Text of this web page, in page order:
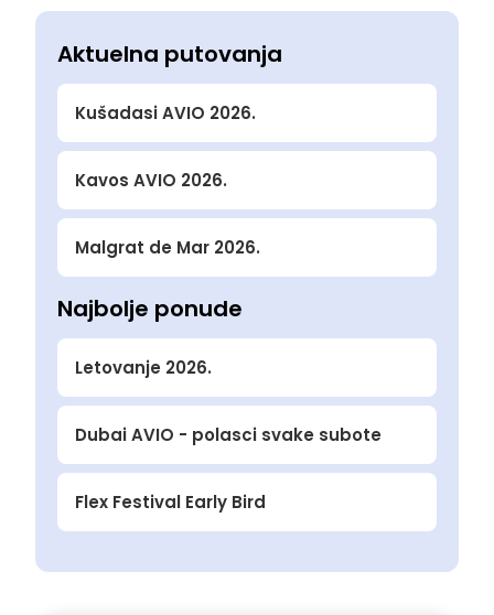
Aktuelna putovanja
Kušadasi AVIO 2026.
Kavos AVIO 2026.
Malgrat de Mar 2026.
Najbolje ponude
Letovanje 2026.
Dubai AVIO - polasci svake subote
Flex Festival Early Bird